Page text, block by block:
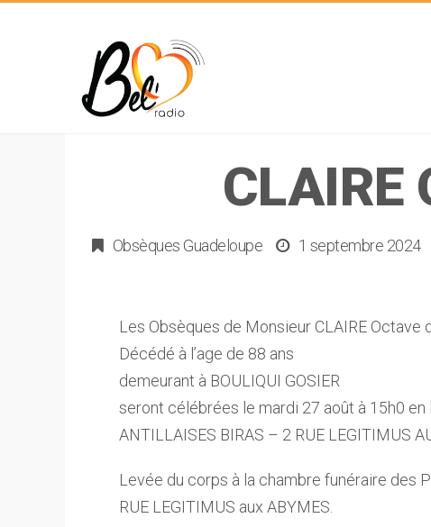
CLAIRE
Obsèques Guadeloupe 1 septembre 2024
Les Obsèques de Monsieur CLAIRE
Décédé à l’age de 88 ans
demeurant à BOULIQUI GOSIER
seront célébrées le mardi 27 août à 15h0
ANTILLAISES BIRAS – 2 RUE LEGITIMUS
Levée du corps à la chambre funéraire des
RUE LEGITIMUS aux ABYMES.